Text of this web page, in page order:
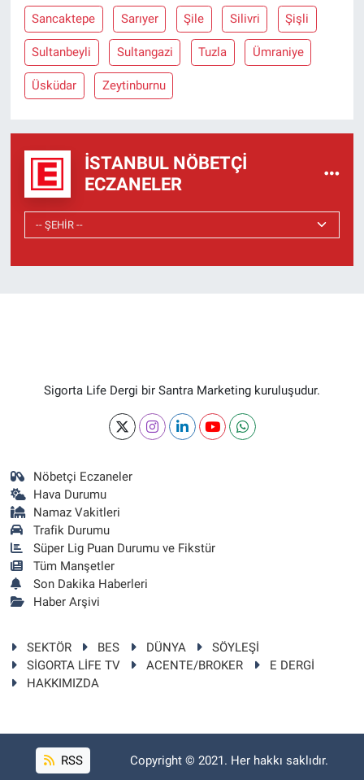
Sancaktepe Sarıyer Şile Silivri Şişli
Sultanbeyli Sultangazi Tuzla Ümraniye
Üsküdar Zeytinburnu
İSTANBUL NÖBETÇI
ECZANELER
Sigorta Life Dergi bir Santra Marketing kuruluşudur.
Nöbetçi Eczaneler
Hava Durumu
Namaz Vakitleri
Trafik Durumu
Süper Lig Puan Durumu ve Fikstür
Tüm Manşetler
Son Dakika Haberleri
Haber Arşivi
SEKTÖR BES DÜNYA
SÖYLEŞİ
SİGORTA LİFE TV
ACENTE/BROKER
E DERGİ
HAKKIMIZDA
RSS Copyright © 2021. Her hakkı saklıdır.